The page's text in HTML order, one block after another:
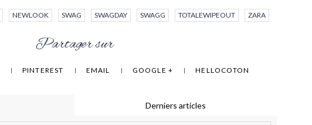
NEWLOOK SWAG SWAGDAY SWAGG TOTALEWIPEOUT ZARA
Partager sur
PINTEREST EMAIL GOOGLE + HELLOCOTON
Derniers articles